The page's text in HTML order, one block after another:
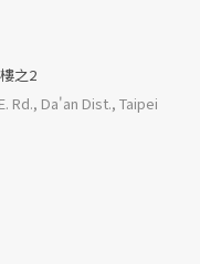
之2
Rd., Da'an Dist., Taipei